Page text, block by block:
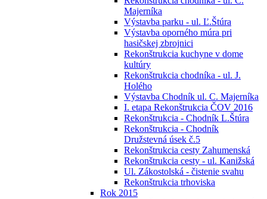
Majerníka
Výstavba parku - ul. Ľ.Štúra
Výstavba oporného múra pri
hasičskej zbrojnici
Rekonštrukcia kuchyne v dome
kultúry
Rekonštrukcia chodníka - ul. J.
Holého
Výstavba Chodník ul. C. Majerníka
I. etapa Rekonštrukcia ČOV 2016
Rekonštrukcia - Chodník L.Štúra
Rekonštrukcia - Chodník
Družstevná úsek č.5
Rekonštrukcia cesty Zahumenská
Rekonštrukcia cesty - ul. Kanižská
Ul. Zákostolská - čistenie svahu
Rekonštrukcia trhoviska
Rok 2015